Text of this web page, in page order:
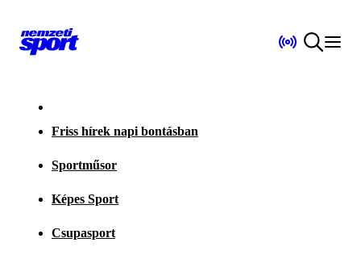
Friss hírek napi bontásban
Sportműsor
Képes Sport
Csupasport